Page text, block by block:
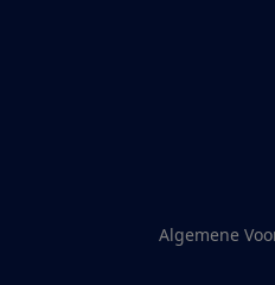
Algemene